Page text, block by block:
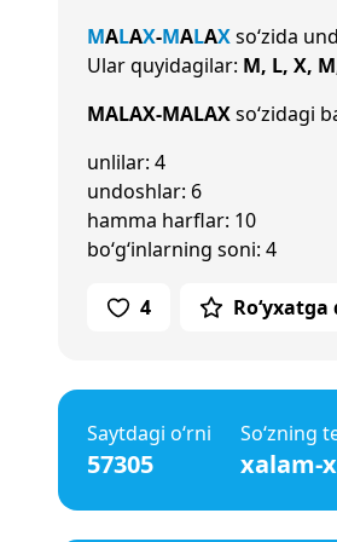
MALAX-MALAXso‘zida
Ular quyidagilar: M, L, X,
MALAX-MALAXso‘zidagi
unlilar: 4
undoshlar: 6
hamma harflar: 10
bo‘g‘inlarning soni: 4
4 Ro‘yxatga
Saytdagi o‘rni
57305
So‘zning
xalam-